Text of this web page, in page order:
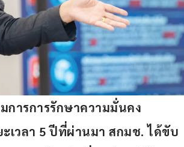
การการรักษาความมั่นคง
เวลา 5 ปีที่ผ่านมา สกมช. ได้ขับ